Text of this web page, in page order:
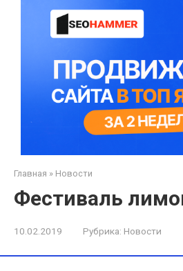
Главная » Новости
Фестиваль
10.02.2019 Рубрика: Новости